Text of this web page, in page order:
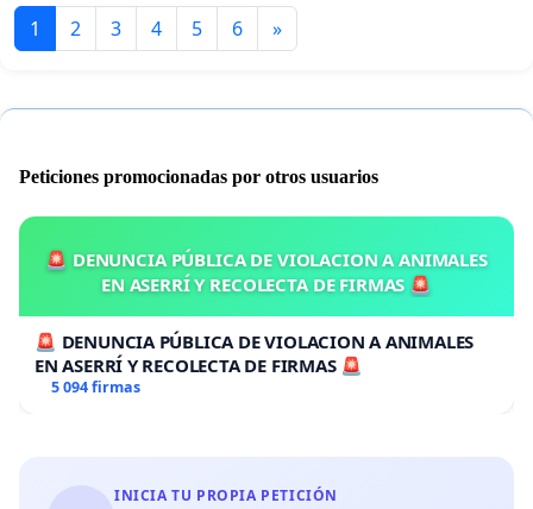
1 2 3 4 5 6 »
Peticiones promocionadas por otros usuarios
🚨 DENUNCIA PÚBLICA DE VIOLACION A ANIMALES
EN ASERRÍ Y RECOLECTA DE FIRMAS 🚨
🚨 DENUNCIA PÚBLICA DE VIOLACION A ANIMALES
EN ASERRÍ Y RECOLECTA DE FIRMAS 🚨
5 094 firmas
INICIA TU PROPIA PETICIÓN